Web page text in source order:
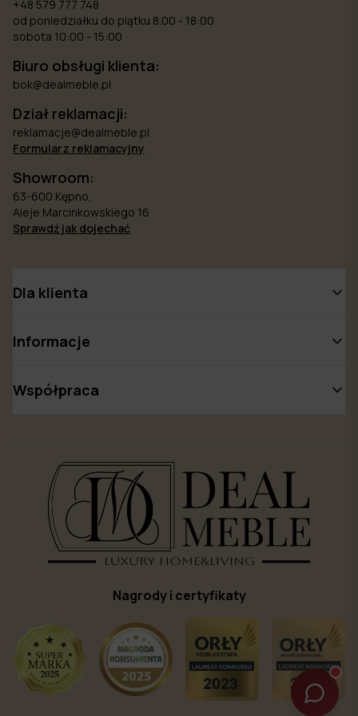
+48 579 777 748
od poniedziałku do piątku 8.00 - 18:00
sobota 10:00 - 15:00
Biuro obsługi klienta:
bok@dealmeble.pl
Dział reklamacji:
reklamacje@dealmeble.pl
Formularz reklamacyjny
Showroom:
63-600 Kępno,
Aleje Marcinkowskiego 16
Sprawdź jak dojechać
Dla klienta
Informacje
Współpraca
Nagrody i certyfikaty